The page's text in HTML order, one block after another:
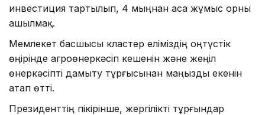
инвестиция тартылып, 4 мыңнан аса жұмыс орны
ашылмақ.
Мемлекет басшысы кластер еліміздің оңтүстік
өңірінде агроөнеркәсіп кешенін және жеңіл
өнеркәсіпті дамыту тұрғысынан маңызды екенін
атап өтті.
Президенттің пікірінше, жергілікті тұрғындар